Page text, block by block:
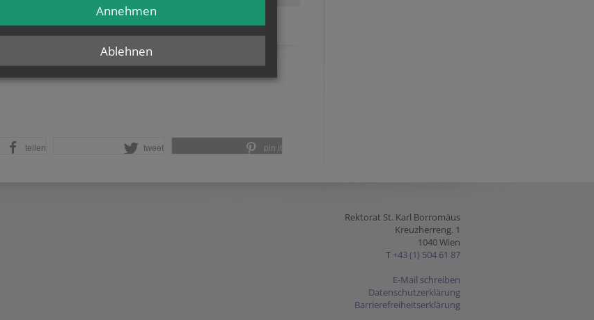
teilen tweet pin it
Rektorat St. Karl Borromäus
Kreuzherreng. 1
1040 Wien
T +43 (1) 504 61 87
E-Mail schreiben
Datenschutzerklärung
Barrierefreiheitserklärung
Ablehnen
Annehmen